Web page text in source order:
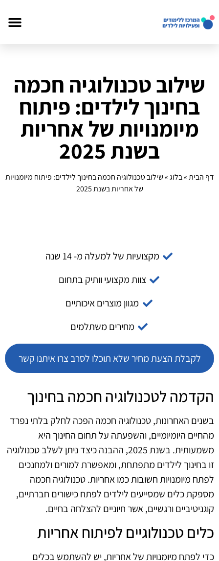
שילוב טכנולוגיה חכמה
בחינוך לילדים: פיתוח
מיומנויות של אחריות
בשנת 2025
דף הבית»בלוג»שילוב טכנולוגיה חכמה בחינוך לילדים: פיתוח מיומנויות
של אחריות בשנת 2025
מקצועיות של למעלה מ- 14 שנה
צוות מקצועי וותיק בתחום
מגוון מוצרים איכותיים
מחירים משתלמים
לקבלת הצעת מחיר שלא תוכלו לסרב צרו איתנו קשר
הקדמה לטכנולוגיה חכמה בחינוך
בשנים האחרונות, טכנולוגיה חכמה הפכה לחלק בלתי נפרד
מהחיים היומיומיים, והשפעתה על תחום החינוך היא
משמעותית. בשנת 2025, ההבנה כיצד ניתן לשלב טכנולוגיה
זו בחינוך לילדים מתפתחת, ומאפשרת למורים ולמחנכים
לפתח מיומנויות חשובות כמו אחריות. טכנולוגיה חכמה
מספקת כלים שמסייעים לילדים לפתח כישורים חברתיים,
קוגניטיביים ורגשיים, אשר חיוניים להצלחה בחיים.
כלים טכנולוגיים לפיתוח אחריות
כדי לפתח מיומנויות של אחריות, יש להשתמש בכלים